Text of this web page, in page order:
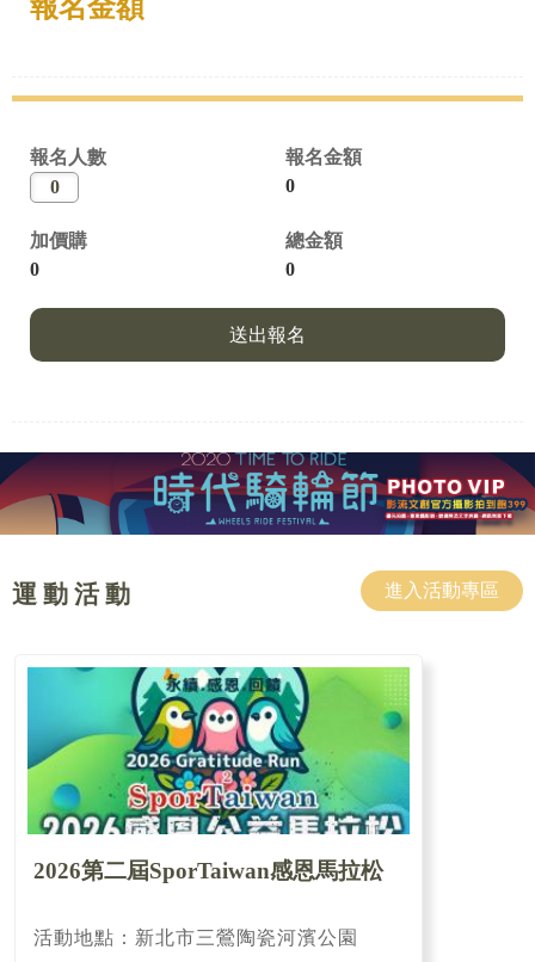
報名金額
報名人數
報名金額
0
加價購
0
總金額
0
送出報名
運 動 活 動 進入活動專區
2026第二屆SporTaiwan感恩馬拉松
活動地點：新北市三鶯陶瓷河濱公園